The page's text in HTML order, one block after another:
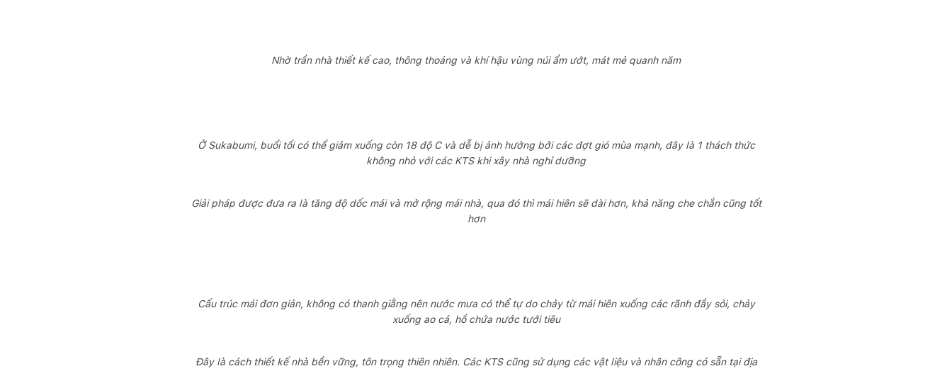
Nhờ trần nhà thiết kế cao, thông thoáng và khí hậu vùng núi ẩm ướt, mát mẻ quanh năm
Ở Sukabumi, buổi tối có thể giảm xuống còn 18 độ C và dễ bị ảnh hưởng bởi các đợt gió mùa mạnh, đây là 1 thách thức
không nhỏ với các KTS khi xây nhà nghỉ dưỡng
Giải pháp được đưa ra là tăng độ dốc mái và mở rộng mái nhà, qua đó thì mái hiên sẽ dài hơn, khả năng che chắn cũng tốt
hơn
Cấu trúc mái đơn giản, không có thanh giằng nên nước mưa có thể tự do chảy từ mái hiên xuống các rãnh đầy sỏi, chảy
xuống ao cá, hồ chứa nước tưới tiêu
Đây là cách thiết kế nhà bền vững, tôn trọng thiên nhiên. Các KTS cũng sử dụng các vật liệu và nhân công có sẵn tại địa